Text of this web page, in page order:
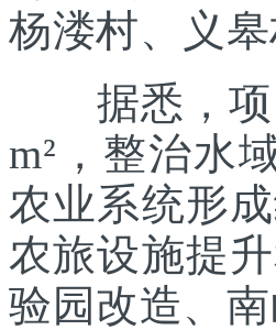
杨溇村、义
据悉，项
m²，整治水
农业系统形
农旅设施提
验园改造、